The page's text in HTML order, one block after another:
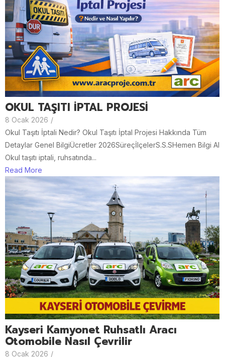
OKUL TAŞITI İPTAL PROJESİ
8 Ocak 2026 /
Okul Taşıtı İptali Nedir? Okul Taşıtı İptal Projesi Hakkında Tüm
Detaylar Genel BilgiÜcretler 2026SüreçİlçelerS.S.SHemen Bilgi Al
Okul taşıtı iptali, ruhsatında...
Read More
Kayseri Kamyonet Ruhsatlı Aracı
Otomobile Nasıl Çevrilir
8 Ocak 2026 /